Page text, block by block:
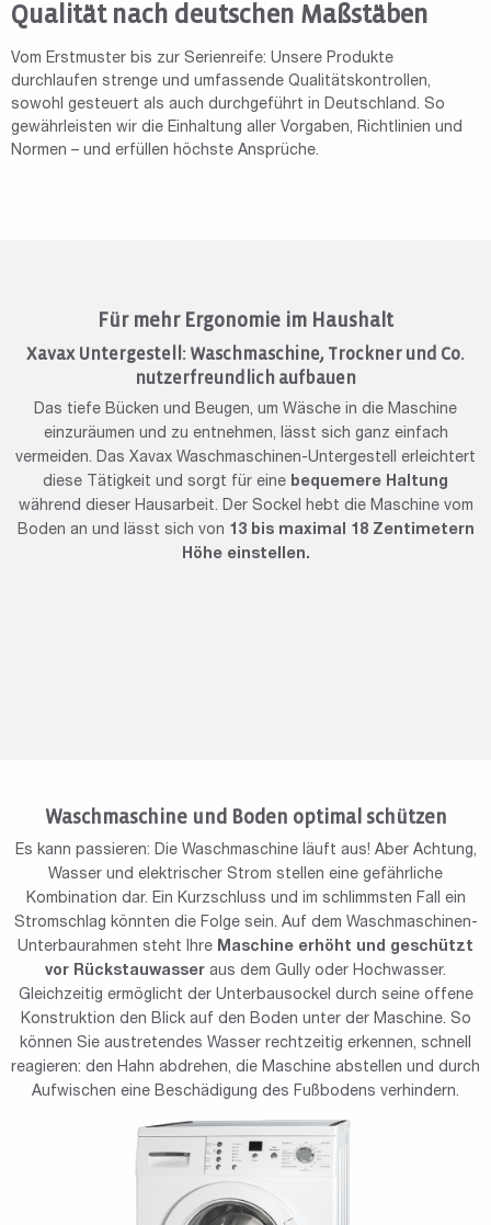
Qualität nach deutschen Maßstäben
Vom Erstmuster bis zur Serienreife: Unsere Produkte
durchlaufen strenge und umfassende Qualitätskontrollen,
sowohl gesteuert als auch durchgeführt in Deutschland. So
gewährleisten wir die Einhaltung aller Vorgaben, Richtlinien und
Normen – und erfüllen höchste Ansprüche.
Für mehr Ergonomie im Haushalt
Xavax Untergestell: Waschmaschine, Trockner und Co.
nutzerfreundlich aufbauen
Das tiefe Bücken und Beugen, um Wäsche in die Maschine
einzuräumen und zu entnehmen, lässt sich ganz einfach
vermeiden. Das Xavax Waschmaschinen-Untergestell erleichtert
diese Tätigkeit und sorgt für eine bequemere Haltung
während dieser Hausarbeit. Der Sockel hebt die Maschine vom
Boden an und lässt sich von 13 bis maximal 18 Zentimetern
Höhe einstellen.
Waschmaschine und Boden optimal schützen
Es kann passieren: Die Waschmaschine läuft aus! Aber Achtung,
Wasser und elektrischer Strom stellen eine gefährliche
Kombination dar. Ein Kurzschluss und im schlimmsten Fall ein
Stromschlag könnten die Folge sein. Auf dem Waschmaschinen-
Unterbaurahmen steht Ihre Maschine erhöht und geschützt
vor Rückstauwasser aus dem Gully oder Hochwasser.
Gleichzeitig ermöglicht der Unterbausockel durch seine offene
Konstruktion den Blick auf den Boden unter der Maschine. So
können Sie austretendes Wasser rechtzeitig erkennen, schnell
reagieren: den Hahn abdrehen, die Maschine abstellen und durch
Aufwischen eine Beschädigung des Fußbodens verhindern.